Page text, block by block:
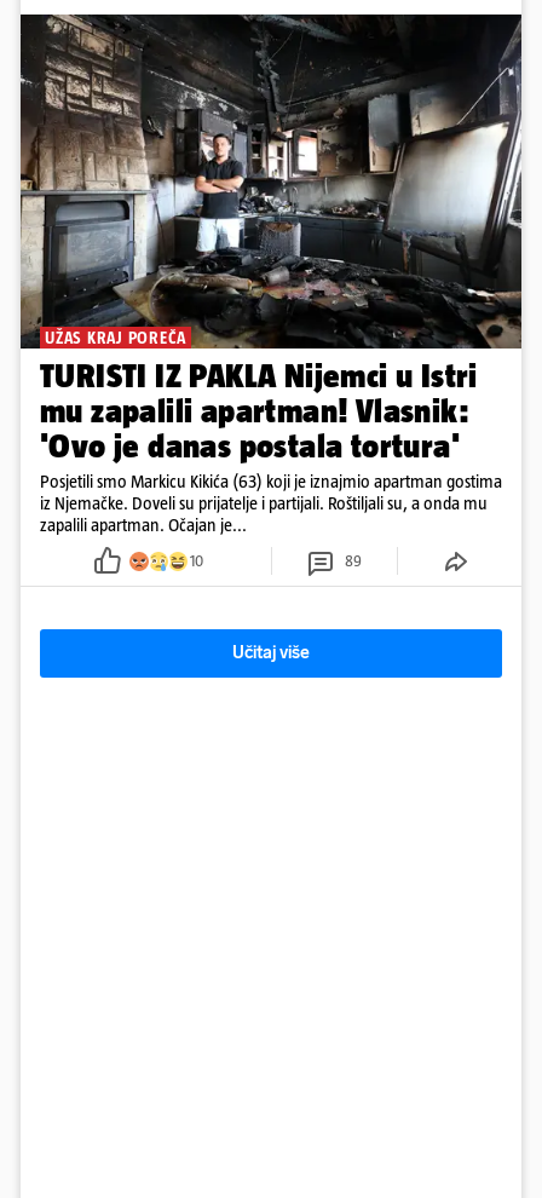
UŽAS KRAJ POREČA
TURISTI IZ PAKLA Nijemci u Istri
mu zapalili apartman! Vlasnik:
'Ovo je danas postala tortura'
Posjetili smo Markicu Kikića (63) koji je iznajmio apartman gostima
iz Njemačke. Doveli su prijatelje i partijali. Roštiljali su, a onda mu
zapalili apartman. Očajan je...
10 89
Učitaj više